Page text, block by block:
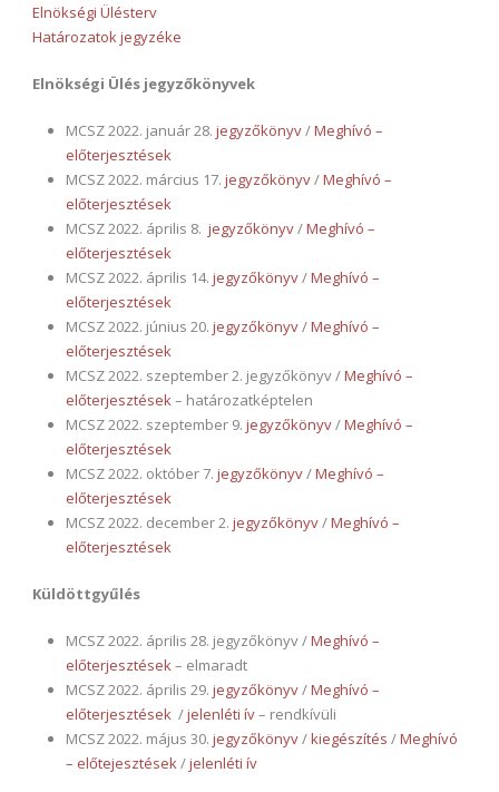
Elnökségi Ülésterv
Határozatok jegyzéke
Elnökségi Ülés jegyzőkönyvek
MCSZ 2022. január 28. jegyzőkönyv/Meghívó –
előterjesztések
MCSZ 2022. március 17. jegyzőkönyv/Meghívó –
előterjesztések
MCSZ 2022. április 8. jegyzőkönyv/Meghívó –
előterjesztések
MCSZ 2022. április 14. jegyzőkönyv/Meghívó –
előterjesztések
MCSZ 2022. június 20. jegyzőkönyv/Meghívó –
előterjesztések
MCSZ 2022. szeptember 2. jegyzőkönyv /Meghívó –
előterjesztések– határozatképtelen
MCSZ 2022. szeptember 9. jegyzőkönyv/Meghívó –
előterjesztések
MCSZ 2022. október 7. jegyzőkönyv/Meghívó –
előterjesztések
MCSZ 2022. december 2. jegyzőkönyv/Meghívó –
előterjesztések
Küldöttgyűlés
MCSZ 2022. április 28. jegyzőkönyv /Meghívó –
előterjesztések– elmaradt
MCSZ 2022. április 29. jegyzőkönyv/Meghívó –
előterjesztések /jelenléti ív– rendkívüli
MCSZ 2022. május 30. jegyzőkönyv/kiegészítés /Meghívó
– előtejesztések/jelenléti ív